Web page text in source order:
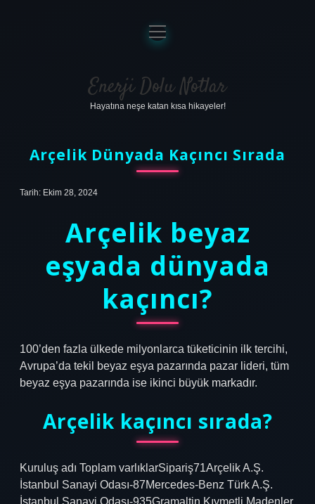
Anasayfa
Gizlilik Politikası
Yasal Uyarı
menüyü
aç
Enerji Dolu Notlar
Hayatına neşe katan kısa hikayeler!
Arçelik Dünyada Kaçıncı Sırada
Tarih: Ekim 28, 2024
Arçelik beyaz
eşyada dünyada
kaçıncı?
100’den fazla ülkede milyonlarca tüketicinin ilk tercihi,
Avrupa’da tekil beyaz eşya pazarında pazar lideri, tüm
beyaz eşya pazarında ise ikinci büyük markadır.
Arçelik kaçıncı sırada?
Kuruluş adı Toplam varlıklarSipariş71Arçelik A.Ş.
İstanbul Sanayi Odası-87Mercedes-Benz Türk A.Ş.
İstanbul Sanayi Odası-935Gramaltin Kıymetli Madenler